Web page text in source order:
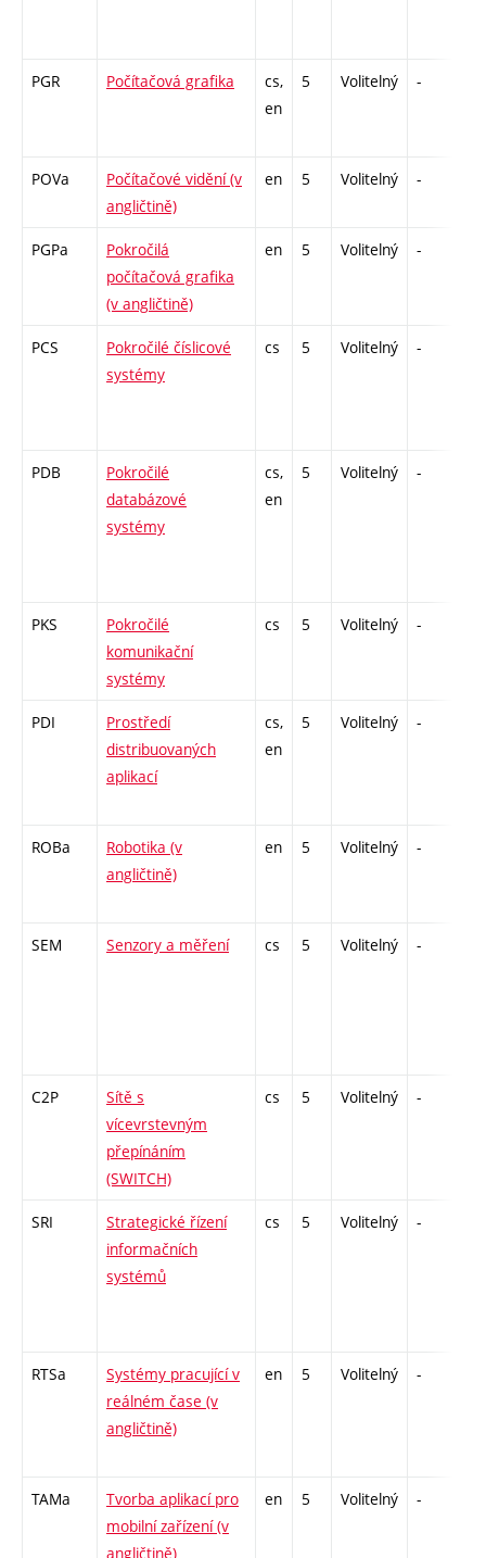
PGR Počítačová grafika
cs,
en
5 Volitelný -
POVa
Počítačové vidění (v
angličtině)
en 5 Volitelný -
PGPa
Pokročilá
počítačová grafika
(v angličtině)
en 5 Volitelný -
PCS
Pokročilé číslicové
systémy
cs 5 Volitelný -
PDB
Pokročilé
databázové
systémy
cs,
en
5 Volitelný -
PKS
Pokročilé
komunikační
systémy
cs 5 Volitelný -
PDI
Prostředí
distribuovaných
aplikací
cs,
en
5 Volitelný -
ROBa
Robotika (v
angličtině)
en 5 Volitelný -
SEM Senzory a měření cs 5 Volitelný -
C2P
Sítě s
vícevrstevným
přepínáním
(SWITCH)
cs 5 Volitelný -
SRI
Strategické řízení
informačních
systémů
cs 5 Volitelný -
RTSa
Systémy pracující v
reálném čase (v
angličtině)
en 5 Volitelný -
TAMa
Tvorba aplikací pro
mobilní zařízení (v
angličtině)
en 5 Volitelný -